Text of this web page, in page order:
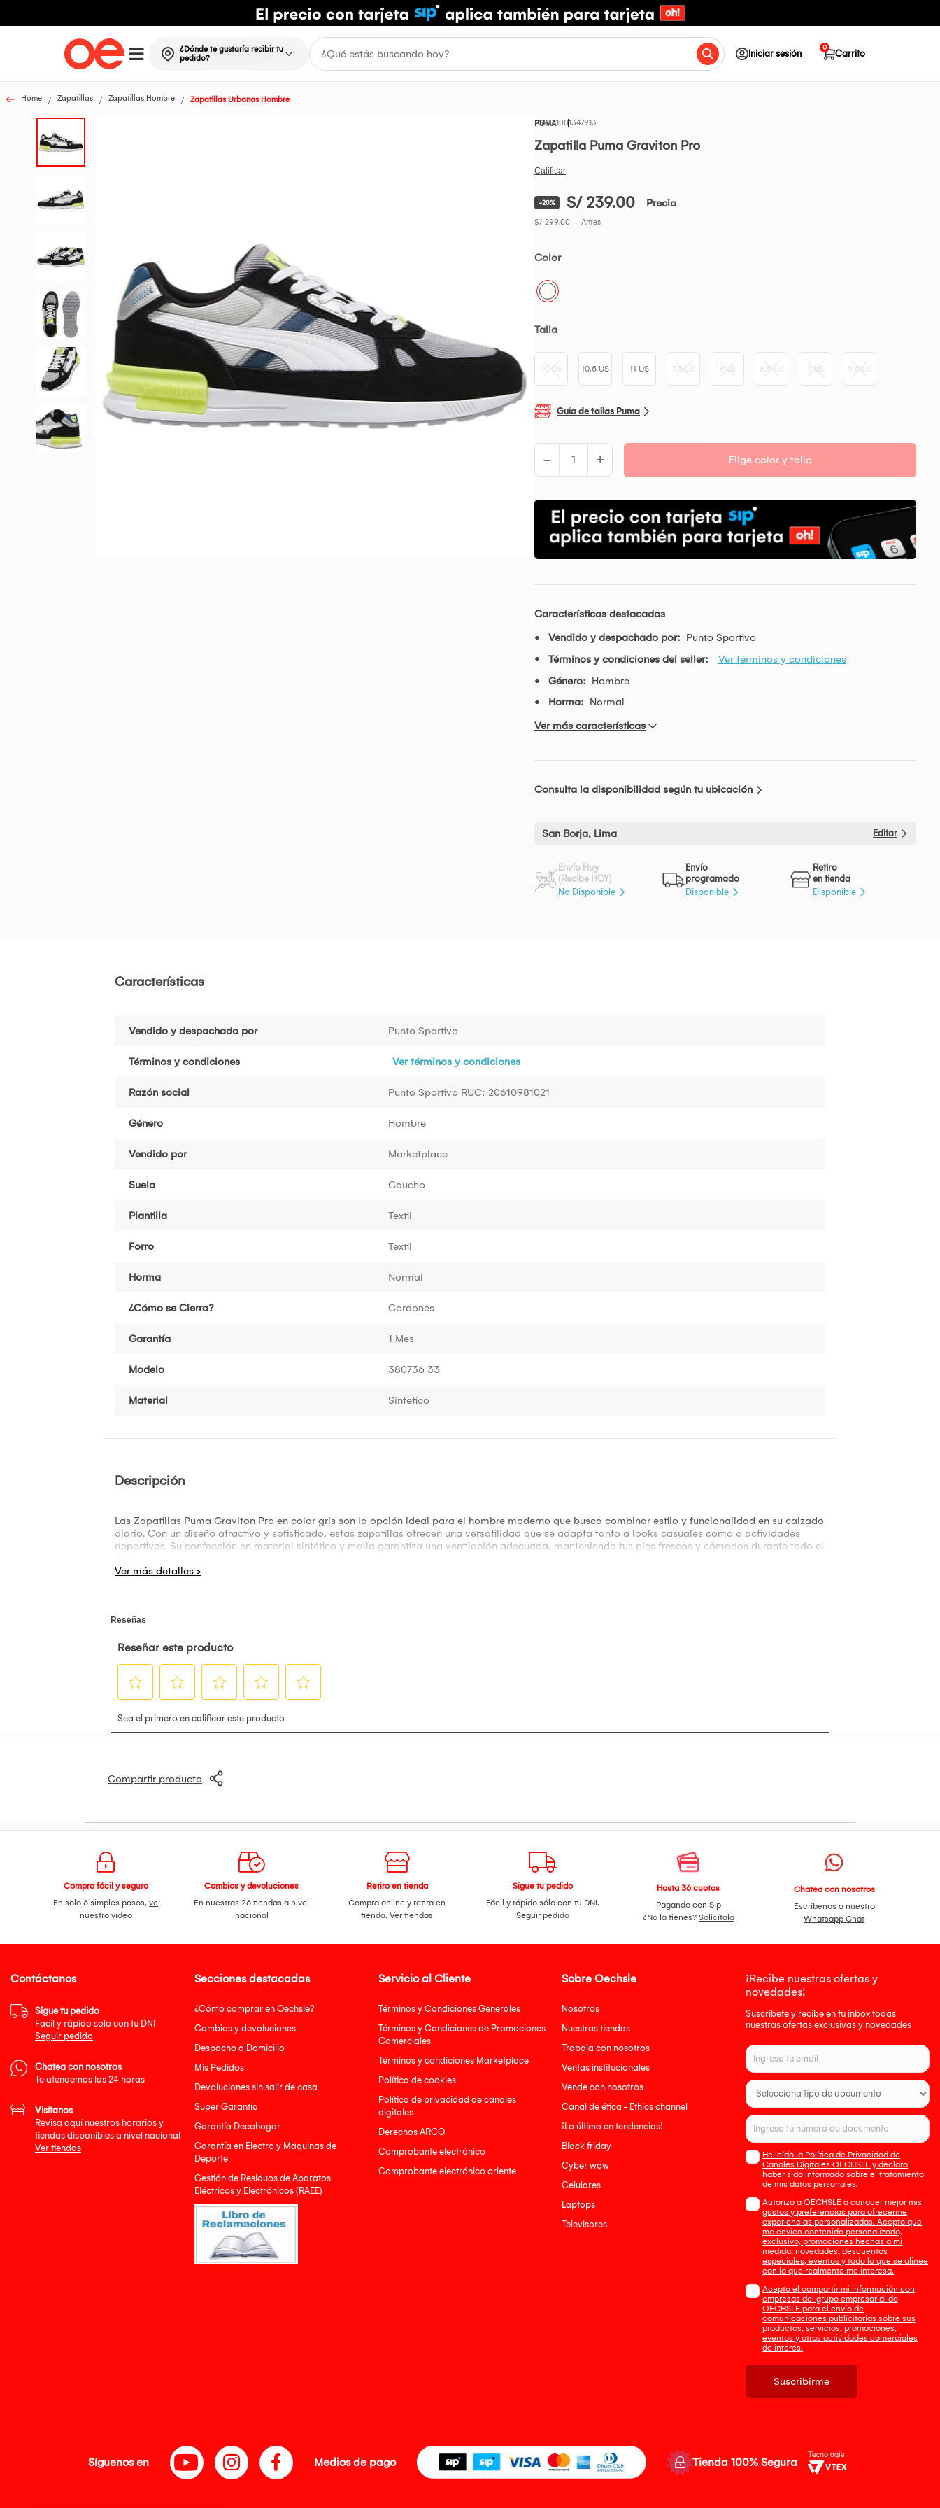
¿Dónde te gustaría recibir tu
pedido?
Iniciar sesión Carrito
0
Home Zapatillas Zapatillas Hombre Zapatillas Urbanas Hombre
PUMA1001347913
Zapatilla Puma Graviton Pro
-20% S/ 239.00 Precio
S/ 299.00 Antes
Color
Talla
10 US 10.5 US 11 US 7.5 US 8 US 8.5 US 9 US 9.5 US
Guía de tallas Puma
- + Elige color y talla
Características destacadas
Vendido y despachado por: Punto Sportivo
Términos y condiciones del seller:
Ver términos y condiciones
Género: Hombre
Horma: Normal
Ver más características
Consulta la disponibilidad según tu ubicación
San Borja, Lima Editar
Envío Hoy
(Recibe HOY)
No Disponible
Envío
programado
Disponible
Retiro
en tienda
Disponible
Características
Vendido y despachado por Punto Sportivo
Términos y condiciones Ver términos y condiciones
Razón social Punto Sportivo RUC: 20610981021
Género Hombre
Vendido por Marketplace
Suela Caucho
Plantilla Textil
Forro Textil
Horma Normal
¿Cómo se Cierra? Cordones
Garantía 1 Mes
Modelo 380736 33
Material Sintetico
Descripción
Las Zapatillas Puma Graviton Pro en color gris son la opción ideal para el hombre moderno que busca combinar estilo y funcionalidad en su calzado
diario. Con un diseño atractivo y sofisticado, estas zapatillas ofrecen una versatilidad que se adapta tanto a looks casuales como a actividades
deportivas. Su confección en material sintético y malla garantiza una ventilación adecuada, manteniendo tus pies frescos y cómodos durante todo el
Compartir producto
Compra fácil y seguro
En solo 6 simples pasos,ve
nuestro video
Cambios y devoluciones
En nuestras 26 tiendas a nivel
nacional
Retiro en tienda
Compra online y retira en
tienda.Ver tiendas
Sigue tu pedido
Fácil y rápido sólo con tu DNI.
Seguir pedido
Hasta 36 cuotas
Pagando con Sip
¿No la tienes? Solicítala
Chatea con nosotros
Escríbenos a nuestro
Whatsapp Chat
Secciones destacadas
¿Cómo comprar en Oechsle?
Cambios y devoluciones
Despacho a Domicilio
Mis Pedidos
Devoluciones sin salir de casa
Super Garantía
Garantía Decohogar
Garantía en Electro y Máquinas de
Deporte
Gestión de Residuos de Aparatos
Eléctricos y Electrónicos (RAEE)
Servicio al Cliente
Términos y Condiciones Generales
Términos y Condiciones de Promociones
Comerciales
Términos y condiciones Marketplace
Política de cookies
Política de privacidad de canales
digitales
Derechos ARCO
Comprobante electrónico
Comprobante electrónico oriente
Sobre Oechsle
Nosotros
Nuestras tiendas
Trabaja con nosotros
Ventas institucionales
Vende con nosotros
Canal de ética - Ethics channel
¡Lo último en tendencias!
Black friday
Cyber wow
Celulares
Laptops
Televisores
¡Recibe nuestras ofertas y
novedades!
Suscríbete y recibe en tu inbox todas
nuestras ofertas exclusivas y novedades
He leído la Política de Privacidad de
Canales Digitales OECHSLE y declaro
haber sido informado sobre el tratamiento
de mis datos personales.
Autorizo a OECHSLE a conocer mejor mis
gustos y preferencias para ofrecerme
experiencias personalizadas. Acepto que
me envien contenido personalizado,
exclusivo, promociones hechas a mi
medida, novedades, descuentos
especiales, eventos y todo lo que se alinee
con lo que realmente me interesa.
Acepto el compartir mi información con
empresas del grupo empresarial de
OECHSLE para el envío de
comunicaciones publicitarias sobre sus
productos, servicios, promociones,
eventos y otras actividades comerciales
de interés.
Suscribirme
Contáctanos
Sigue tu pedido
Facil y rápido solo con tu DNI
Seguir pedido
Chatea con nosotros
Te atendemos las 24 horas
Visítanos
Revisa aquí nuestros horarios y
tiendas disponibles a nivel nacional
Ver tiendas
Síguenos en Medios de pago Tienda 100% Segura